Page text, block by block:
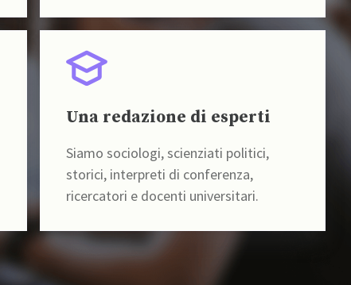
Una redazione di esperti
Siamo sociologi, scienziati politici,
storici, interpreti di conferenza,
ricercatori e docenti universitari.